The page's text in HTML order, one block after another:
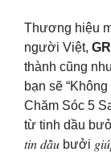
Thương hiệu
người Việt,
thành cũng
bạn sẽ
Chăm Sóc 5
từ tinh dầu
𝑡𝑖𝑛 𝑑𝑎̂̀𝑢 bưởi